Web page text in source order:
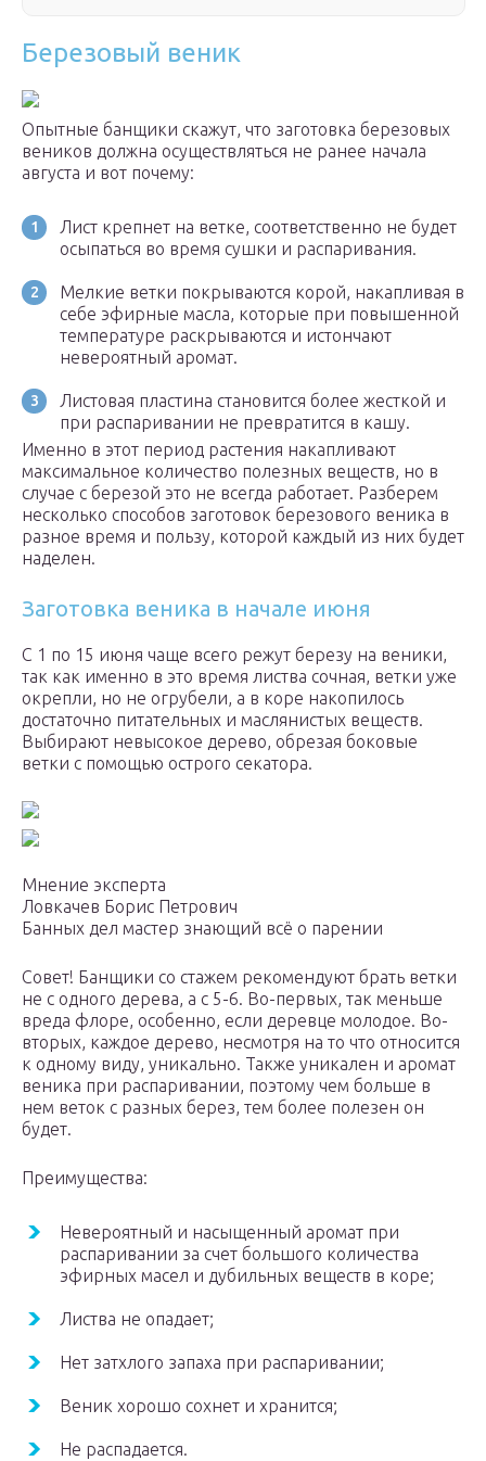
Березовый веник
Опытные банщики скажут, что заготовка березовых
веников должна осуществляться не ранее начала
августа и вот почему:
Лист крепнет на ветке, соответственно не будет
осыпаться во время сушки и распаривания.
Мелкие ветки покрываются корой, накапливая в
себе эфирные масла, которые при повышенной
температуре раскрываются и истончают
невероятный аромат.
Листовая пластина становится более жесткой и
при распаривании не превратится в кашу.
Именно в этот период растения накапливают
максимальное количество полезных веществ, но в
случае с березой это не всегда работает. Разберем
несколько способов заготовок березового веника в
разное время и пользу, которой каждый из них будет
наделен.
Заготовка веника в начале июня
С 1 по 15 июня чаще всего режут березу на веники,
так как именно в это время листва сочная, ветки уже
окрепли, но не огрубели, а в коре накопилось
достаточно питательных и маслянистых веществ.
Выбирают невысокое дерево, обрезая боковые
ветки с помощью острого секатора.
Мнение эксперта
Ловкачев Борис Петрович
Банных дел мастер знающий всё о парении
Совет! Банщики со стажем рекомендуют брать ветки
не с одного дерева, а с 5-6. Во-первых, так меньше
вреда флоре, особенно, если деревце молодое. Во-
вторых, каждое дерево, несмотря на то что относится
к одному виду, уникально. Также уникален и аромат
веника при распаривании, поэтому чем больше в
нем веток с разных берез, тем более полезен он
будет.
Преимущества:
Невероятный и насыщенный аромат при
распаривании за счет большого количества
эфирных масел и дубильных веществ в коре;
Листва не опадает;
Нет затхлого запаха при распаривании;
Веник хорошо сохнет и хранится;
Не распадается.